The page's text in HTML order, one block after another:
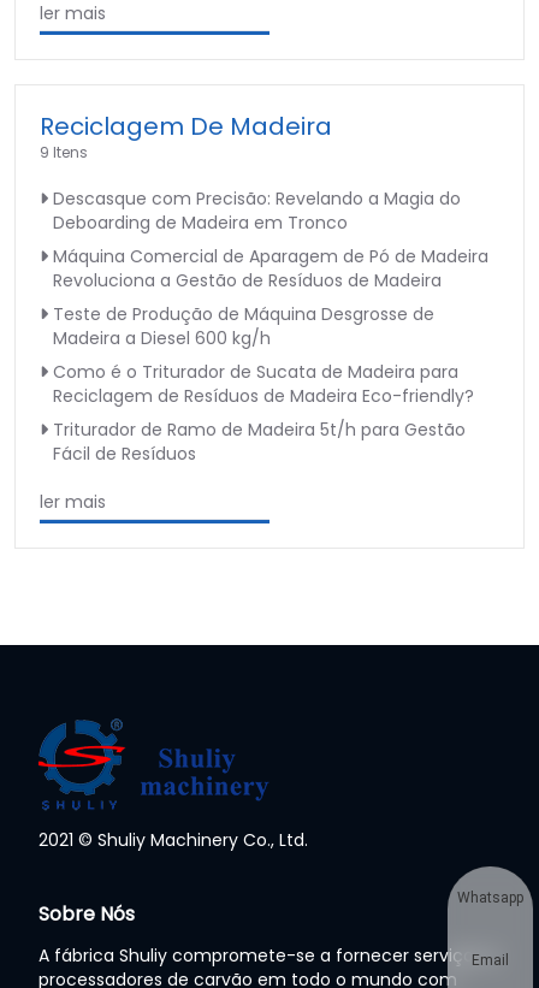
ler mais
Reciclagem De Madeira
9 Itens
Descasque com Precisão: Revelando a Magia do
Deboarding de Madeira em Tronco
Máquina Comercial de Aparagem de Pó de Madeira
Revoluciona a Gestão de Resíduos de Madeira
Teste de Produção de Máquina Desgrosse de
Madeira a Diesel 600 kg/h
Como é o Triturador de Sucata de Madeira para
Reciclagem de Resíduos de Madeira Eco-friendly?
Triturador de Ramo de Madeira 5t/h para Gestão
Fácil de Resíduos
ler mais
2021 © Shuliy Machinery Co., Ltd.
Sobre Nós
A fábrica Shuliy compromete-se a fornecer serviços a
processadores de carvão em todo o mundo com
Whatsapp
Email